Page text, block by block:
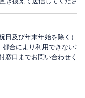
日及び年末年始を除く）
合により利用できない場
窓口までお問い合わせく